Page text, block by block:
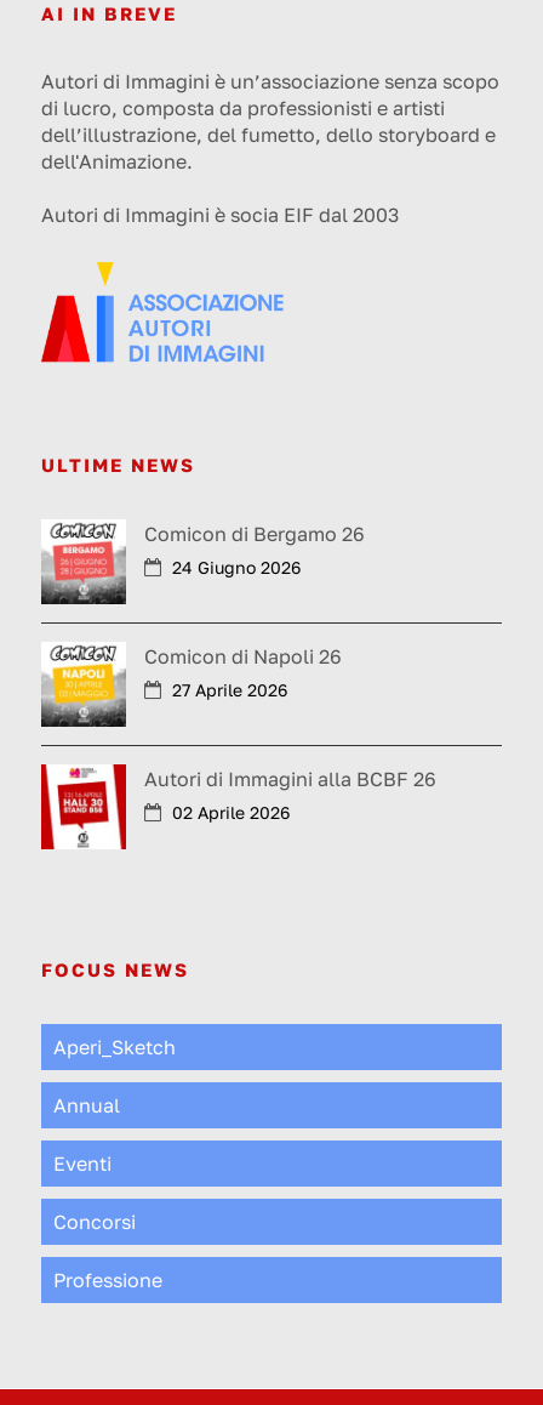
AI IN BREVE
Autori di Immagini è un’associazione senza scopo
di lucro, composta da professionisti e artisti
dell’illustrazione, del fumetto, dello storyboard e
dell'Animazione.
Autori di Immagini è socia EIF dal 2003
ULTIME NEWS
Comicon di Bergamo 26
24 Giugno 2026
Comicon di Napoli 26
27 Aprile 2026
Autori di Immagini alla BCBF 26
02 Aprile 2026
FOCUS NEWS
Aperi_Sketch
Annual
Eventi
Concorsi
Professione